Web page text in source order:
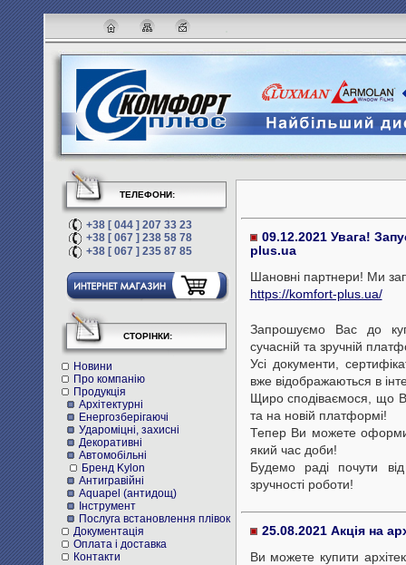
09.12.2021 Увага!
plus.ua
Шановні партнери! Ми
https://komfort-plus.ua/
Запрошуємо Вас до
сучасній та зручній
Усі документи,
вже відображаються в
Щиро сподіваємося, що
та на новій платформі!
Тепер Ви можете
який час доби!
Будемо раді почути
зручності роботи!
25.08.2021 Акція на
Ви можете купити
ТЕЛЕФОНИ:
+38 [ 044 ] 207 33 23
+38 [ 067 ] 238 58 78
+38 [ 067 ] 235 87 85
СТОРІНКИ:
Новини
Про компанію
Продукція
Архітектурні
Енергозберігаючі
Удароміцні, захисні
Декоративні
Автомобільні
Бренд Kylon
Антигравійні
Aquapel (антидощ)
Інструмент
Послуга встановлення плівок
Документація
Оплата і доставка
Контакти